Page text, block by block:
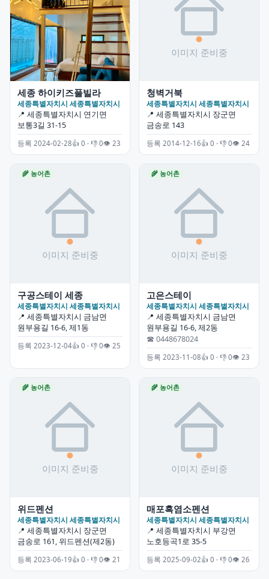
세종 하이키즈풀빌라
세종특별자치시 세종특별자치시
📍 세종특별자치시 연기면
보통3길 31-15
등록 2024-02-28👍 0 · 👎 0👁 23
청벽거북
세종특별자치시 세종특별자치시
📍 세종특별자치시 장군면
금송로 143
등록 2014-12-16👍 0 · 👎 0👁 24
🌾 농어촌
구공스테이 세종
세종특별자치시 세종특별자치시
📍 세종특별자치시 금남면
원부용길 16-6, 제1동
등록 2023-12-04👍 0 · 👎 0👁 25
🌾 농어촌
고은스테이
세종특별자치시 세종특별자치시
📍 세종특별자치시 금남면
원부용길 16-6, 제2동
☎ 0448678024
등록 2023-11-08👍 0 · 👎 0👁 23
🌾 농어촌
위드펜션
세종특별자치시 세종특별자치시
📍 세종특별자치시 장군면
금송로 161, 위드펜션(제2동)
등록 2023-06-19👍 0 · 👎 0👁 21
🌾 농어촌
매포흑염소펜션
세종특별자치시 세종특별자치시
📍 세종특별자치시 부강면
노호등곡1로 35-5
등록 2025-09-02👍 0 · 👎 0👁 26